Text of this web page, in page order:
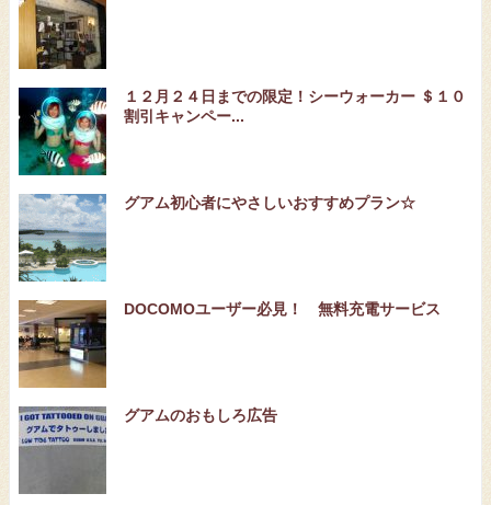
１２月２４日までの限定！シーウォーカー ＄１０
割引キャンペー...
グアム初心者にやさしいおすすめプラン☆
DOCOMOユーザー必見！ 無料充電サービス
グアムのおもしろ広告